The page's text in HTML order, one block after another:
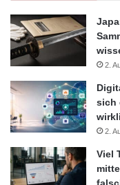
2.
sich
2.
Viel